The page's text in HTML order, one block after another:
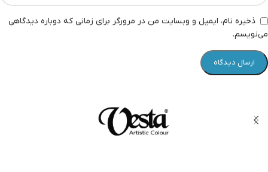
ذخیره نام، ایمیل و وبسایت من در مرورگر برای زمانی که دوباره دیدگاهی
می‌نویسم.